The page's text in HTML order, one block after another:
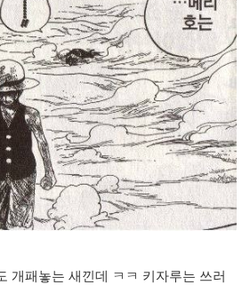
개패놓는 새낀데 ㅋㅋ 키자루는 쓰러